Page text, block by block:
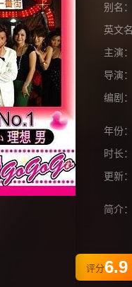
别名：
英文名
主演：
导演：
编剧：
年份：
时长：
更新：
简介：
评分6.9